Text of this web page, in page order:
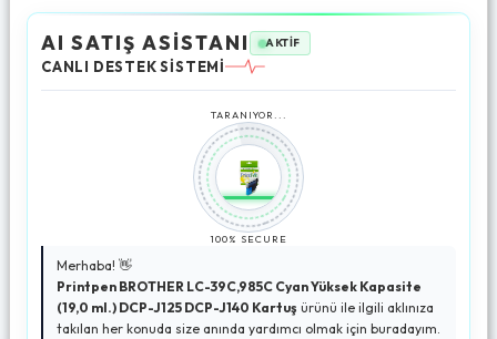
AI SATIŞ ASİSTANI AKTİF
CANLI DESTEK SİSTEMİ
TARANIYOR...
100% SECURE
Merhaba! 👋
Printpen BROTHER LC-39C,985C Cyan Yüksek Kapasite
(19,0 ml.) DCP-J125 DCP-J140 Kartuş ürünü ile ilgili aklınıza
takılan her konuda size anında yardımcı olmak için buradayım.